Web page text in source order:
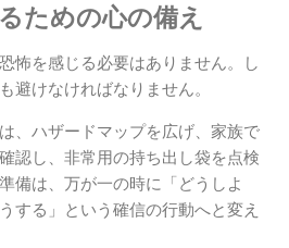
ための心の備え
怖を感じる必要はありません。し
避けなければなりません。
、ハザードマップを広げ、家族で
認し、非常用の持ち出し袋を点検
備は、万が一の時に「どうしよ
する」という確信の行動へと変え